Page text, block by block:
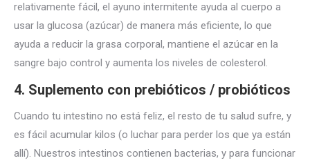
relativamente fácil, el ayuno intermitente ayuda al cuerpo a
usar la glucosa (azúcar) de manera más eficiente, lo que
ayuda a reducir la grasa corporal, mantiene el azúcar en la
sangre bajo control y aumenta los niveles de colesterol.
4. Suplemento con prebióticos / probióticos
Cuando tu intestino no está feliz, el resto de tu salud sufre, y
es fácil acumular kilos (o luchar para perder los que ya están
allí). Nuestros intestinos contienen bacterias, y para funcionar